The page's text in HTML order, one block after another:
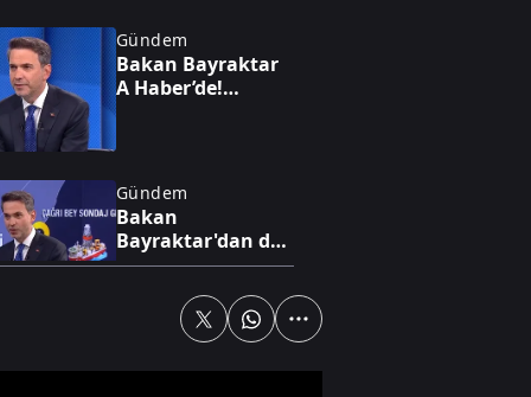
Gündem
Bakan Bayraktar
A Haber’de!
Bulgaristan'da
sahaya iniyor
Gündem
Bakan
Bayraktar'dan dev
enerji vizyonu!
hedefi, altında 1,4
trilyon dolarlık
İran'da gizli güç